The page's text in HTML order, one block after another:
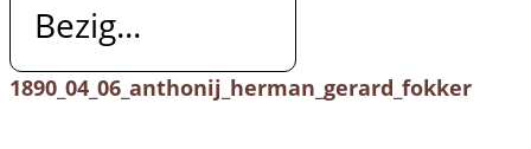
Bezig...
1890_04_06_anthonij_herman_gerard_fokker